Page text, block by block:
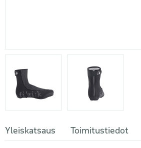
Yleiskatsaus Toimitustiedot